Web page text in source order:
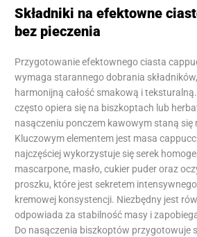
Składniki na efektowne
bez pieczenia
Przygotowanie efektownego ciasta
wymaga starannego dobrania
harmonijną całość smakową i
często opiera się na biszkoptach lub
nasączeniu ponczem kawowym staną się
Kluczowym elementem jest masa
najczęściej wykorzystuje się serek
mascarpone, masło, cukier puder oraz
proszku, które jest sekretem
kremowej konsystencji. Niezbędny jest
odpowiada za stabilność masy i
Do nasączenia biszkoptów przygotowuje